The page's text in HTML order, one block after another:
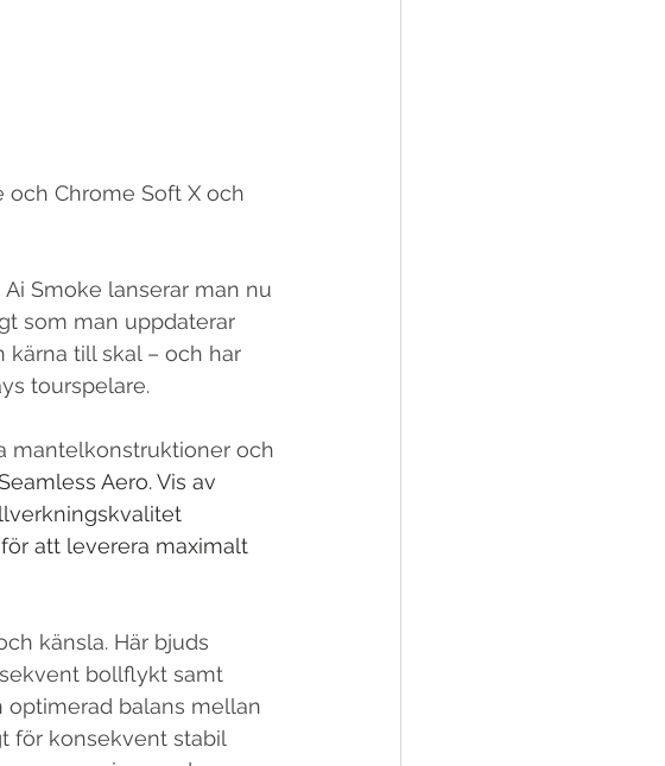
Chrome Soft X och
Smoke lanserar man nu
som man uppdaterar
kärna till skal – och har
tourspelare.
mantelkonstruktioner och
Aero. Vis av
att leverera maximalt
känsla. Här bjuds
bollflykt samt
optimerad balans mellan
för konsekvent stabil